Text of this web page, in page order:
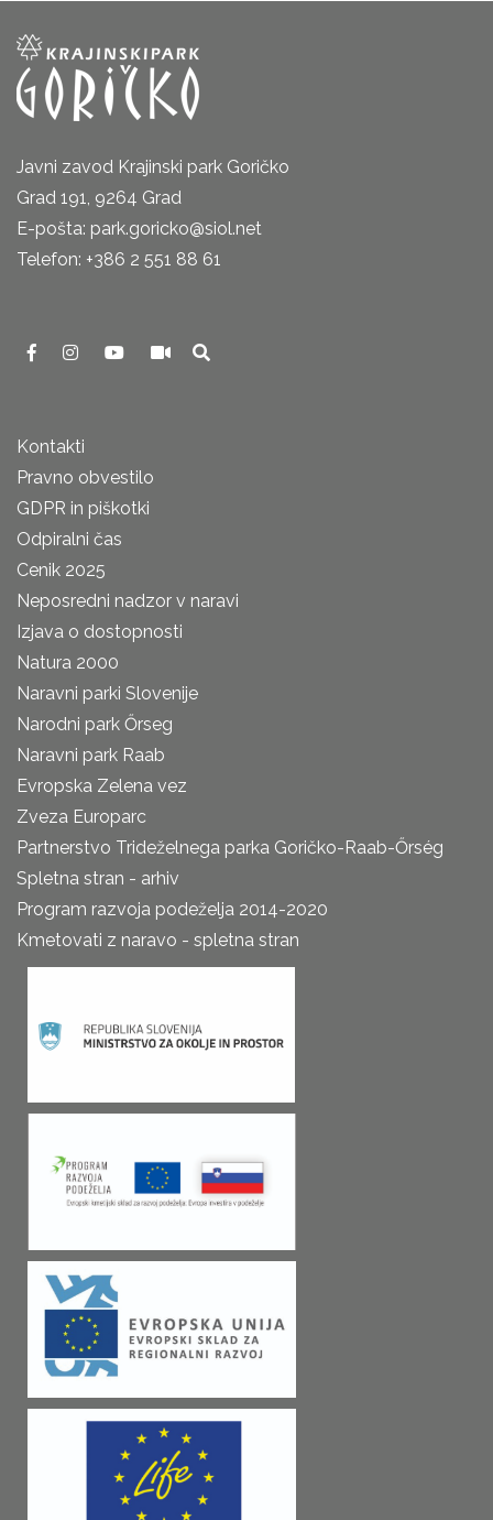
Javni zavod Krajinski park Goričko
Grad 191, 9264 Grad
E-pošta: park.goricko@siol.net
Telefon: +386 2 551 88 61
Kontakti
Pravno obvestilo
GDPR in piškotki
Odpiralni čas
Cenik 2025
Neposredni nadzor v naravi
Izjava o dostopnosti
Natura 2000
Naravni parki Slovenije
Narodni park Őrseg
Naravni park Raab
Evropska Zelena vez
Zveza Europarc
Partnerstvo Trideželnega parka Goričko-Raab-Őrség
Spletna stran - arhiv
Program razvoja podeželja 2014-2020
Kmetovati z naravo - spletna stran